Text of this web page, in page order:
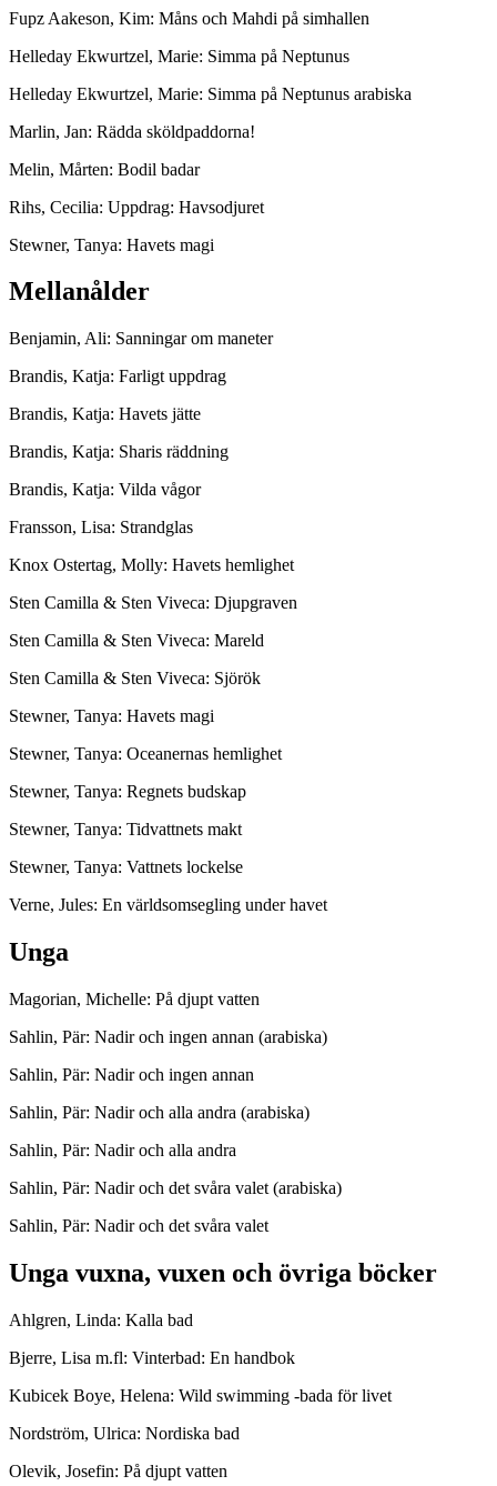
Fupz Aakeson, Kim: Måns och Mahdi på simhallen
Helleday Ekwurtzel, Marie: Simma på Neptunus
Helleday Ekwurtzel, Marie: Simma på Neptunus arabiska
Marlin, Jan: Rädda sköldpaddorna!
Melin, Mårten: Bodil badar
Rihs, Cecilia: Uppdrag: Havsodjuret
Stewner, Tanya: Havets magi
Mellanålder
Benjamin, Ali: Sanningar om maneter
Brandis, Katja: Farligt uppdrag
Brandis, Katja: Havets jätte
Brandis, Katja: Sharis räddning
Brandis, Katja: Vilda vågor
Fransson, Lisa: Strandglas
Knox Ostertag, Molly: Havets hemlighet
Sten Camilla & Sten Viveca: Djupgraven
Sten Camilla & Sten Viveca: Mareld
Sten Camilla & Sten Viveca: Sjörök
Stewner, Tanya: Havets magi
Stewner, Tanya: Oceanernas hemlighet
Stewner, Tanya: Regnets budskap
Stewner, Tanya: Tidvattnets makt
Stewner, Tanya: Vattnets lockelse
Verne, Jules: En världsomsegling under havet
Unga
Magorian, Michelle: På djupt vatten
Sahlin, Pär: Nadir och ingen annan (arabiska)
Sahlin, Pär: Nadir och ingen annan
Sahlin, Pär: Nadir och alla andra (arabiska)
Sahlin, Pär: Nadir och alla andra
Sahlin, Pär: Nadir och det svåra valet (arabiska)
Sahlin, Pär: Nadir och det svåra valet
Unga vuxna, vuxen och övriga böcker
Ahlgren, Linda: Kalla bad
Bjerre, Lisa m.fl: Vinterbad: En handbok
Kubicek Boye, Helena: Wild swimming -bada för livet
Nordström, Ulrica: Nordiska bad
Olevik, Josefin: På djupt vatten